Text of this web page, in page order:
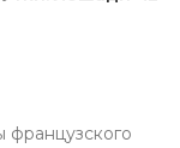
французского